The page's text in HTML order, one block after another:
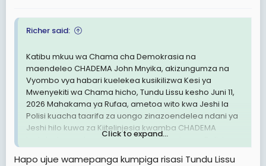
Richer said:
Katibu mkuu wa Chama cha Demokrasia na
maendeleo CHADEMA John Mnyika, akizungumza na
Vyombo vya habari kuelekea kusikilizwa Kesi ya
Mwenyekiti wa Chama hicho, Tundu Lissu kesho Juni 11,
2026 Mahakama ya Rufaa, ametoa wito kwa Jeshi la
Polisi kuacha taarifa za uongo zinazoendelea ndani ya
Jeshi hilo kuwa za Kiitelinjesia kwamba CHADEMA
inataka kumuokoa Tundu Lissu mikononi mwa Polisi na
Click to expand...
Hapo ujue wamepanga kumpiga risasi Tundu Lissu